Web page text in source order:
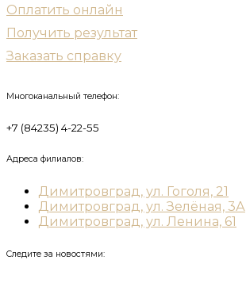
Оплатить онлайн
Получить результат
Заказать справку
Многоканальный телефон:
+7 (84235) 4-22-55
Адреса филиалов:
Димитровград, ул. Гоголя, 21
Димитровград, ул. Зелёная, 3А
Димитровград, ул. Ленина, 61
Следите за новостями: